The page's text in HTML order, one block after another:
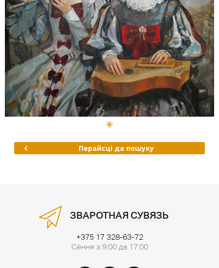
Перайсці да пошуку
ЗВАРОТНАЯ СУВЯЗЬ
+375 17 328-63-72
Сёння з 9:00 да 17:00